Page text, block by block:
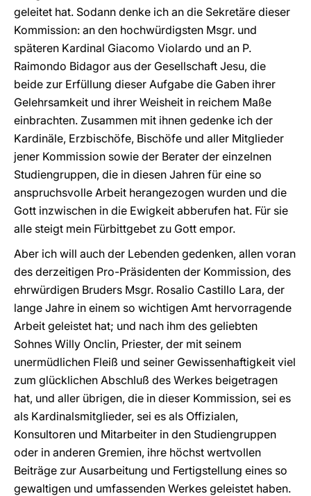
geleitet hat. Sodann denke ich an die Sekretäre dieser
Kommission: an den hochwürdigsten Msgr. und
späteren Kardinal Giacomo Violardo und an P.
Raimondo Bidagor aus der Gesellschaft Jesu, die
beide zur Erfüllung dieser Aufgabe die Gaben ihrer
Gelehrsamkeit und ihrer Weisheit in reichem Maße
einbrachten. Zusammen mit ihnen gedenke ich der
Kardinäle, Erzbischöfe, Bischöfe und aller Mitglieder
jener Kommission sowie der Berater der einzelnen
Studiengruppen, die in diesen Jahren für eine so
anspruchsvolle Arbeit herangezogen wurden und die
Gott inzwischen in die Ewigkeit abberufen hat. Für sie
alle steigt mein Fürbittgebet zu Gott empor.
Aber ich will auch der Lebenden gedenken, allen voran
des derzeitigen Pro-Präsidenten der Kommission, des
ehrwürdigen Bruders Msgr. Rosalio Castillo Lara, der
lange Jahre in einem so wichtigen Amt hervorragende
Arbeit geleistet hat; und nach ihm des geliebten
Sohnes Willy Onclin, Priester, der mit seinem
unermüdlichen Fleiß und seiner Gewissenhaftigkeit viel
zum glücklichen Abschluß des Werkes beigetragen
hat, und aller übrigen, die in dieser Kommission, sei es
als Kardinalsmitglieder, sei es als Offizialen,
Konsultoren und Mitarbeiter in den Studiengruppen
oder in anderen Gremien, ihre höchst wertvollen
Beiträge zur Ausarbeitung und Fertigstellung eines so
gewaltigen und umfassenden Werkes geleistet haben.